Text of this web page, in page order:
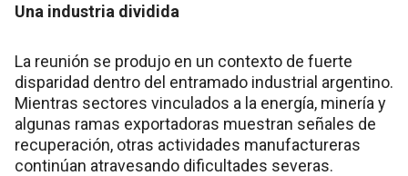
Una industria dividida
La reunión se produjo en un contexto de fuerte
disparidad dentro del entramado industrial argentino.
Mientras sectores vinculados a la energía, minería y
algunas ramas exportadoras muestran señales de
recuperación, otras actividades manufactureras
continúan atravesando dificultades severas.